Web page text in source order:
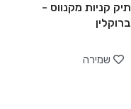
תיק קניות מקנווס -
ברוקלין
שמירה